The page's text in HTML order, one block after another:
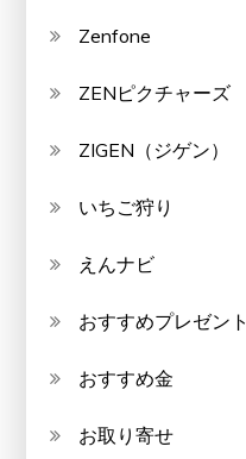
Zenfone
ZENピクチャーズ
ZIGEN（ジゲン）
いちご狩り
えんナビ
おすすめプレゼント
おすすめ金
お取り寄せ